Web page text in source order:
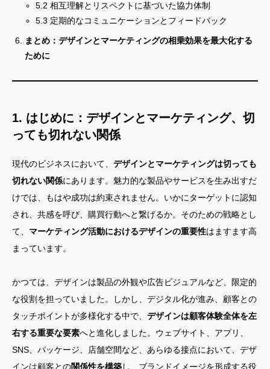
5.2 相互理解とリスペクトに基づいた協力体制
5.3 定期的なコミュニケーションとフィードバック
まとめ：デザインとマーケティングの相乗効果を最大化する
ために
1. はじめに：デザインとマーケティング、切
っても切れない関係
現代のビジネスにおいて、 デザインとマーケティングは切っても
切れない関係にあります。魅力的な製品やサービスを生み出すだ
けでは、もはや成功は約束されません。いかにターゲットに認知
され、共感を呼び、購買行動へと繋げるか。そのための戦略とし
て、 マーケティング活動におけるデザインの重要性はますます高
まっています。
かつては、デザインは製品の外観や広告ビジュアルなど、限定的
な役割を担っていました。しかし、デジタル化が進み、顧客との
タッチポイントが多様化する中で、 デザインは顧客体験全体を左
右する重要な要素へと進化しました。ウェブサイト、アプリ、
SNS、パッケージ、店舗空間など、あらゆる接点において、デザ
インは顧客との関係性を構築し、ブランドイメージを形成する役